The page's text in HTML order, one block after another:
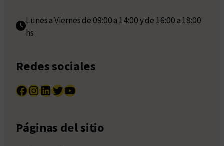
Lunes a Viernes de 09:00 a 14:00 y de 16:00 a 18:00
hs
Redes sociales
Facebook InstagramLinkedIn Twitter YouTube
Páginas del sitio